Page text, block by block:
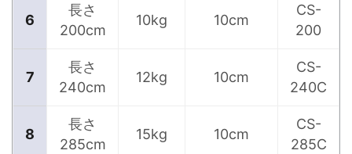
6
長さ
200cm
10kg 10cm
CS-
200
7
長さ
240cm
12kg 10cm
CS-
240C
8
長さ
285cm
15kg 10cm
CS-
285C